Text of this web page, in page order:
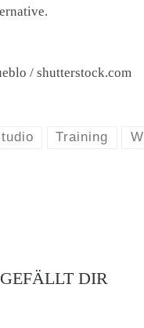
/ shutterstock.com
Training
DIR